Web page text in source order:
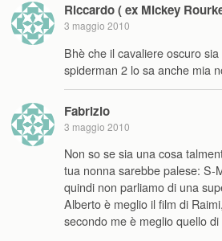
Riccardo ( ex Mickey
3 maggio 2010
Bhè che il cavaliere oscuro
spiderman 2 lo sa anche mia
Fabrizio
3 maggio 2010
Non so se sia una cosa
tua nonna sarebbe palese: S-
quindi non parliamo di una
Alberto è meglio il film di
secondo me è meglio quello di